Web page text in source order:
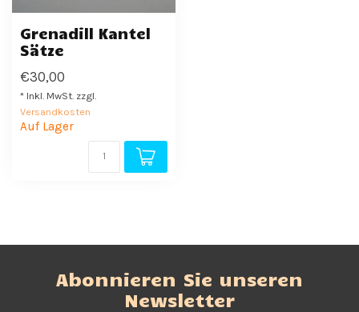
Grenadill Kantel
Sätze
€30,00
* Inkl. MwSt. zzgl.
Versandkosten
Auf Lager
Abonnieren Sie unseren
Newsletter